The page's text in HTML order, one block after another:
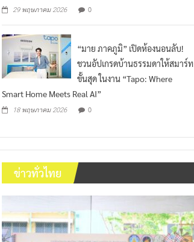
29 พฤษภาคม 2026 0
“มาย ภาคภูมิ” เปิดห้องนอนลับ!
ชวนอัปเกรดบ้านธรรมดาให้สมาร์ท
ขั้นสุด ในงาน “Tapo: Where
Smart Home Meets Real AI”
18 พฤษภาคม 2026 0
ข่าวทั่วไทย